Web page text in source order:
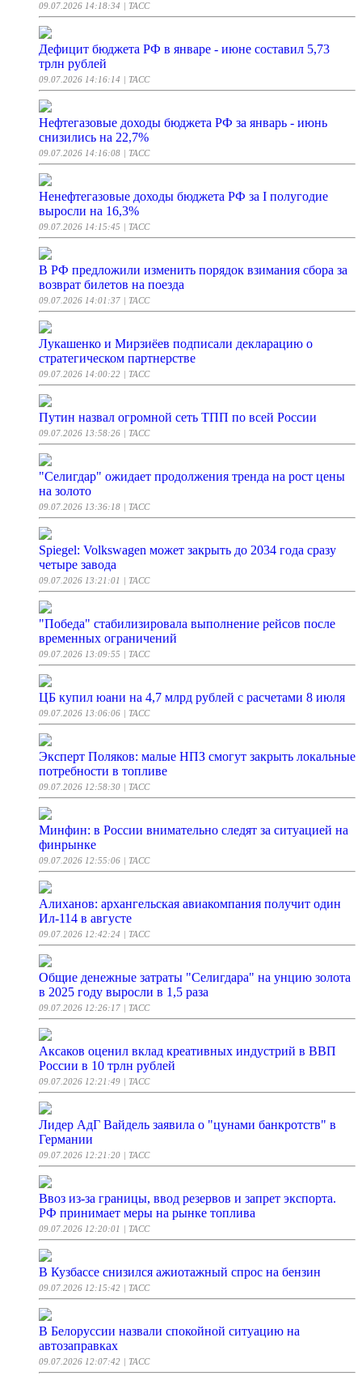
09.07.2026 14:18:34 | ТАСС
Дефицит бюджета РФ в январе - июне составил 5,73
трлн рублей
09.07.2026 14:16:14 | ТАСС
Нефтегазовые доходы бюджета РФ за январь - июнь
снизились на 22,7%
09.07.2026 14:16:08 | ТАСС
Ненефтегазовые доходы бюджета РФ за I полугодие
выросли на 16,3%
09.07.2026 14:15:45 | ТАСС
В РФ предложили изменить порядок взимания сбора за
возврат билетов на поезда
09.07.2026 14:01:37 | ТАСС
Лукашенко и Мирзиёев подписали декларацию о
стратегическом партнерстве
09.07.2026 14:00:22 | ТАСС
Путин назвал огромной сеть ТПП по всей России
09.07.2026 13:58:26 | ТАСС
"Селигдар" ожидает продолжения тренда на рост цены
на золото
09.07.2026 13:36:18 | ТАСС
Spiegel: Volkswagen может закрыть до 2034 года сразу
четыре завода
09.07.2026 13:21:01 | ТАСС
"Победа" стабилизировала выполнение рейсов после
временных ограничений
09.07.2026 13:09:55 | ТАСС
ЦБ купил юани на 4,7 млрд рублей с расчетами 8 июля
09.07.2026 13:06:06 | ТАСС
Эксперт Поляков: малые НПЗ смогут закрыть локальные
потребности в топливе
09.07.2026 12:58:30 | ТАСС
Минфин: в России внимательно следят за ситуацией на
финрынке
09.07.2026 12:55:06 | ТАСС
Алиханов: архангельская авиакомпания получит один
Ил-114 в августе
09.07.2026 12:42:24 | ТАСС
Общие денежные затраты "Селигдара" на унцию золота
в 2025 году выросли в 1,5 раза
09.07.2026 12:26:17 | ТАСС
Аксаков оценил вклад креативных индустрий в ВВП
России в 10 трлн рублей
09.07.2026 12:21:49 | ТАСС
Лидер АдГ Вайдель заявила о "цунами банкротств" в
Германии
09.07.2026 12:21:20 | ТАСС
Ввоз из-за границы, ввод резервов и запрет экспорта.
РФ принимает меры на рынке топлива
09.07.2026 12:20:01 | ТАСС
В Кузбассе снизился ажиотажный спрос на бензин
09.07.2026 12:15:42 | ТАСС
В Белоруссии назвали спокойной ситуацию на
автозаправках
09.07.2026 12:07:42 | ТАСС